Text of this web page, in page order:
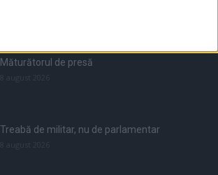
Măturătorul de presă
Treabă de militar, nu de parlamentar